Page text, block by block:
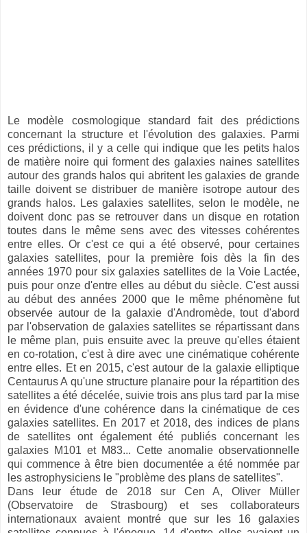
Le modèle cosmologique standard fait des prédictions
concernant la structure et l'évolution des galaxies. Parmi
ces prédictions, il y a celle qui indique que les petits halos
de matière noire qui forment des galaxies naines satellites
autour des grands halos qui abritent les galaxies de grande
taille doivent se distribuer de manière isotrope autour des
grands halos. Les galaxies satellites, selon le modèle, ne
doivent donc pas se retrouver dans un disque en rotation
toutes dans le même sens avec des vitesses cohérentes
entre elles. Or c'est ce qui a été observé, pour certaines
galaxies satellites, pour la première fois dès la fin des
années 1970 pour six galaxies satellites de la Voie Lactée,
puis pour onze d'entre elles au début du siècle. C'est aussi
au début des années 2000 que le même phénomène fut
observée autour de la galaxie d'Andromède, tout d'abord
par l'observation de galaxies satellites se répartissant dans
le même plan, puis ensuite avec la preuve qu'elles étaient
en co-rotation, c'est à dire avec une cinématique cohérente
entre elles. Et en 2015, c'est autour de la galaxie elliptique
Centaurus A qu'une structure planaire pour la répartition des
satellites a été décelée, suivie trois ans plus tard par la mise
en évidence d'une cohérence dans la cinématique de ces
galaxies satellites. En 2017 et 2018, des indices de plans
de satellites ont également été publiés concernant les
galaxies M101 et M83... Cette anomalie observationnelle
qui commence à être bien documentée a été nommée par
les astrophysiciens le "problème des plans de satellites".
Dans leur étude de 2018 sur Cen A, Oliver Müller
(Observatoire de Strasbourg) et ses collaborateurs
internationaux avaient montré que sur les 16 galaxies